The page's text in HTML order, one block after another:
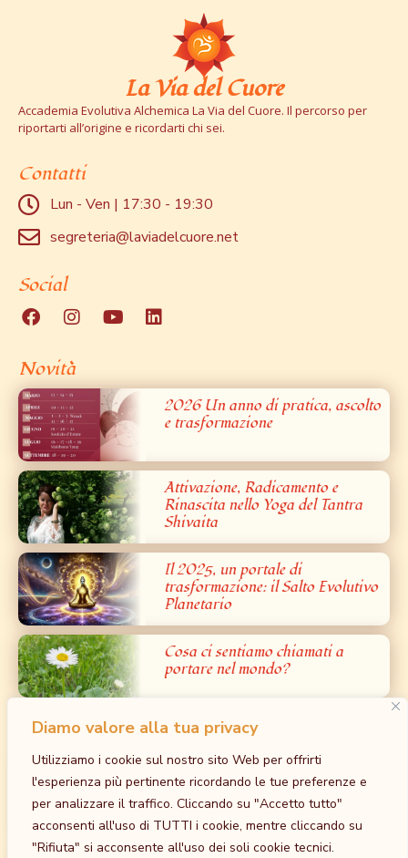
Diamo valore alla tua privacy
Utilizziamo i cookie sul nostro sito Web per offrirti
l'esperienza più pertinente ricordando le tue preferenze e
per analizzare il traffico. Cliccando su "Accetto tutto"
acconsenti all'uso di TUTTI i cookie, mentre cliccando su
"Rifiuta" si acconsente all'uso dei soli cookie tecnici.
La Via del Cuore
Accademia Evolutiva Alchemica La Via del Cuore. Il percorso per
riportarti all’origine e ricordarti chi sei.
Contatti
Lun - Ven | 17:30 - 19:30
segreteria@laviadelcuore.net
Social
Novità
2026 Un anno di pratica, ascolto
e trasformazione
Attivazione, Radicamento e
Rinascita nello Yoga del Tantra
Shivaita
Il 2025, un portale di
trasformazione: il Salto Evolutivo
Planetario
Cosa ci sentiamo chiamati a
portare nel mondo?
Prossimi Eventi
Iniziazione al Bardo: la Grande Liberazione
dalla Paura – Tantra Bianco
atTempio della Madre, Cavriago, RE